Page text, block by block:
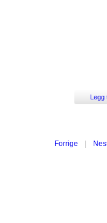
Legg
Forrige |